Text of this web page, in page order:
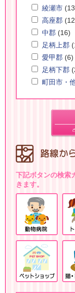
綾瀬市
高座郡
中郡 (16)
足柄上郡
愛甲郡 (6)
足柄下郡
町田市・
下記ボタンの検索
きます。